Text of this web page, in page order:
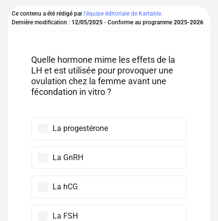
Se connecter
Pour profiter de 10 contenus offerts.
Ce contenu a été rédigé par l'équipe éditoriale de Kartable.
Dernière modification : 12/05/2025 - Conforme au programme 2025-2026
Quelle hormone mime les effets de la
LH et est utilisée pour provoquer une
ovulation chez la femme avant une
fécondation in vitro ?
La progestérone
La GnRH
La hCG
La FSH